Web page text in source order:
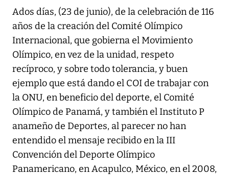
Ados días, (23 de junio), de la celebración de 116
años de la creación del Comité Olímpico
Internacional, que gobierna el Movimiento
Olímpico, en vez de la unidad, respeto
recíproco, y sobre todo tolerancia, y buen
ejemplo que está dando el COI de trabajar con
la ONU, en beneficio del deporte, el Comité
Olímpico de Panamá, y también el Instituto P
anameño de Deportes, al parecer no han
entendido el mensaje recibido en la III
Convención del Deporte Olímpico
Panamericano, en Acapulco, México, en el 2008,